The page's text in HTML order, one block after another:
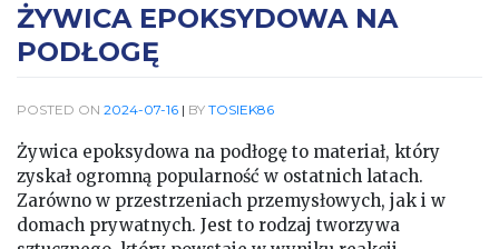
ŻYWICA EPOKSYDOWA NA
PODŁOGĘ
POSTED ON 2024-07-16 | BY TOSIEK86
Żywica epoksydowa na podłogę to materiał, który
zyskał ogromną popularność w ostatnich latach.
Zarówno w przestrzeniach przemysłowych, jak i w
domach prywatnych. Jest to rodzaj tworzywa